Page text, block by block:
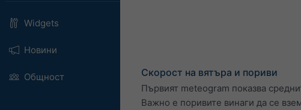
Widgets
Новини
Общност Скорост на вятъра и пориви
Първият meteogram показва
Важно е поривите винаги да се